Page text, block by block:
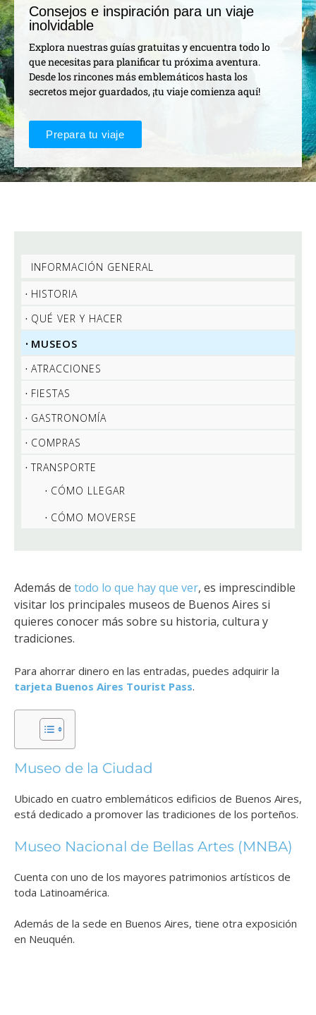
Consejos e inspiración para un viaje
inolvidable
Explora nuestras guías gratuitas y encuentra todo lo
que necesitas para planificar tu próxima aventura.
Desde los rincones más emblemáticos hasta los
secretos mejor guardados, ¡tu viaje comienza aquí!
Prepara tu viaje
INFORMACIÓN GENERAL
HISTORIA
QUÉ VER Y HACER
MUSEOS
ATRACCIONES
FIESTAS
GASTRONOMÍA
COMPRAS
TRANSPORTE
CÓMO LLEGAR
CÓMO MOVERSE
Además de todo lo que hay que ver, es imprescindible
visitar los principales museos de Buenos Aires si
quieres conocer más sobre su historia, cultura y
tradiciones.
Para ahorrar dinero en las entradas, puedes adquirir la
tarjeta Buenos Aires Tourist Pass.
Museo de la Ciudad
Ubicado en cuatro emblemáticos edificios de Buenos Aires,
está dedicado a promover las tradiciones de los porteños.
Museo Nacional de Bellas Artes (MNBA)
Cuenta con uno de los mayores patrimonios artísticos de
toda Latinoamérica.
Además de la sede en Buenos Aires, tiene otra exposición
en Neuquén.